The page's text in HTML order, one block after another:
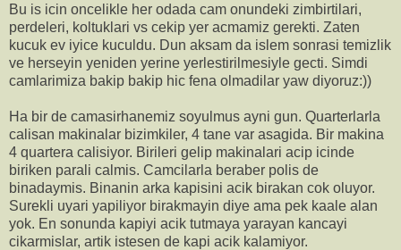
Bu is icin oncelikle her odada cam onundeki zimbirtilari,
perdeleri, koltuklari vs cekip yer acmamiz gerekti. Zaten
kucuk ev iyice kuculdu. Dun aksam da islem sonrasi temizlik
ve herseyin yeniden yerine yerlestirilmesiyle gecti. Simdi
camlarimiza bakip bakip hic fena olmadilar yaw diyoruz:))
Ha bir de camasirhanemiz soyulmus ayni gun. Quarterlarla
calisan makinalar bizimkiler, 4 tane var asagida. Bir makina
4 quartera calisiyor. Birileri gelip makinalari acip icinde
biriken parali calmis. Camcilarla beraber polis de
binadaymis. Binanin arka kapisini acik birakan cok oluyor.
Surekli uyari yapiliyor birakmayin diye ama pek kaale alan
yok. En sonunda kapiyi acik tutmaya yarayan kancayi
cikarmislar, artik istesen de kapi acik kalamiyor.